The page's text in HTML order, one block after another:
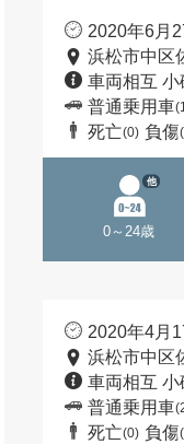
2020年6月
浜松市中区
車両相互 小
普通乗用車
死亡(0) 負傷
0～24歳
他
2020年4月
浜松市中区
車両相互 小
普通乗用車
死亡(0) 負傷